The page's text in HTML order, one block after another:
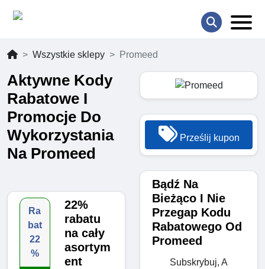
Wszystkie sklepy Promeed
Aktywne Kody
Rabatowe I
Promocje Do
Wykorzystania
Na Promeed
Ra
bat
22
%
22%
rabatu
na cały
asortym
ent
Prześlij kupon
Bądź Na
Bieżąco I Nie
Przegap Kodu
Rabatowego Od
Promeed
Subskrybuj, A